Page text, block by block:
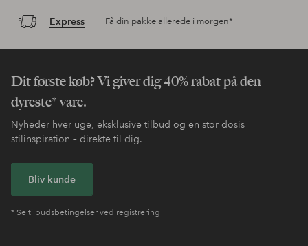
Express Få din pakke allerede i morgen*
Dit første køb? Vi giver dig 40% rabat på den
dyreste* vare.
Nyheder hver uge, eksklusive tilbud og en stor dosis
stilinspiration – direkte til dig.
Bliv kunde
* Se tilbudsbetingelser ved registrering